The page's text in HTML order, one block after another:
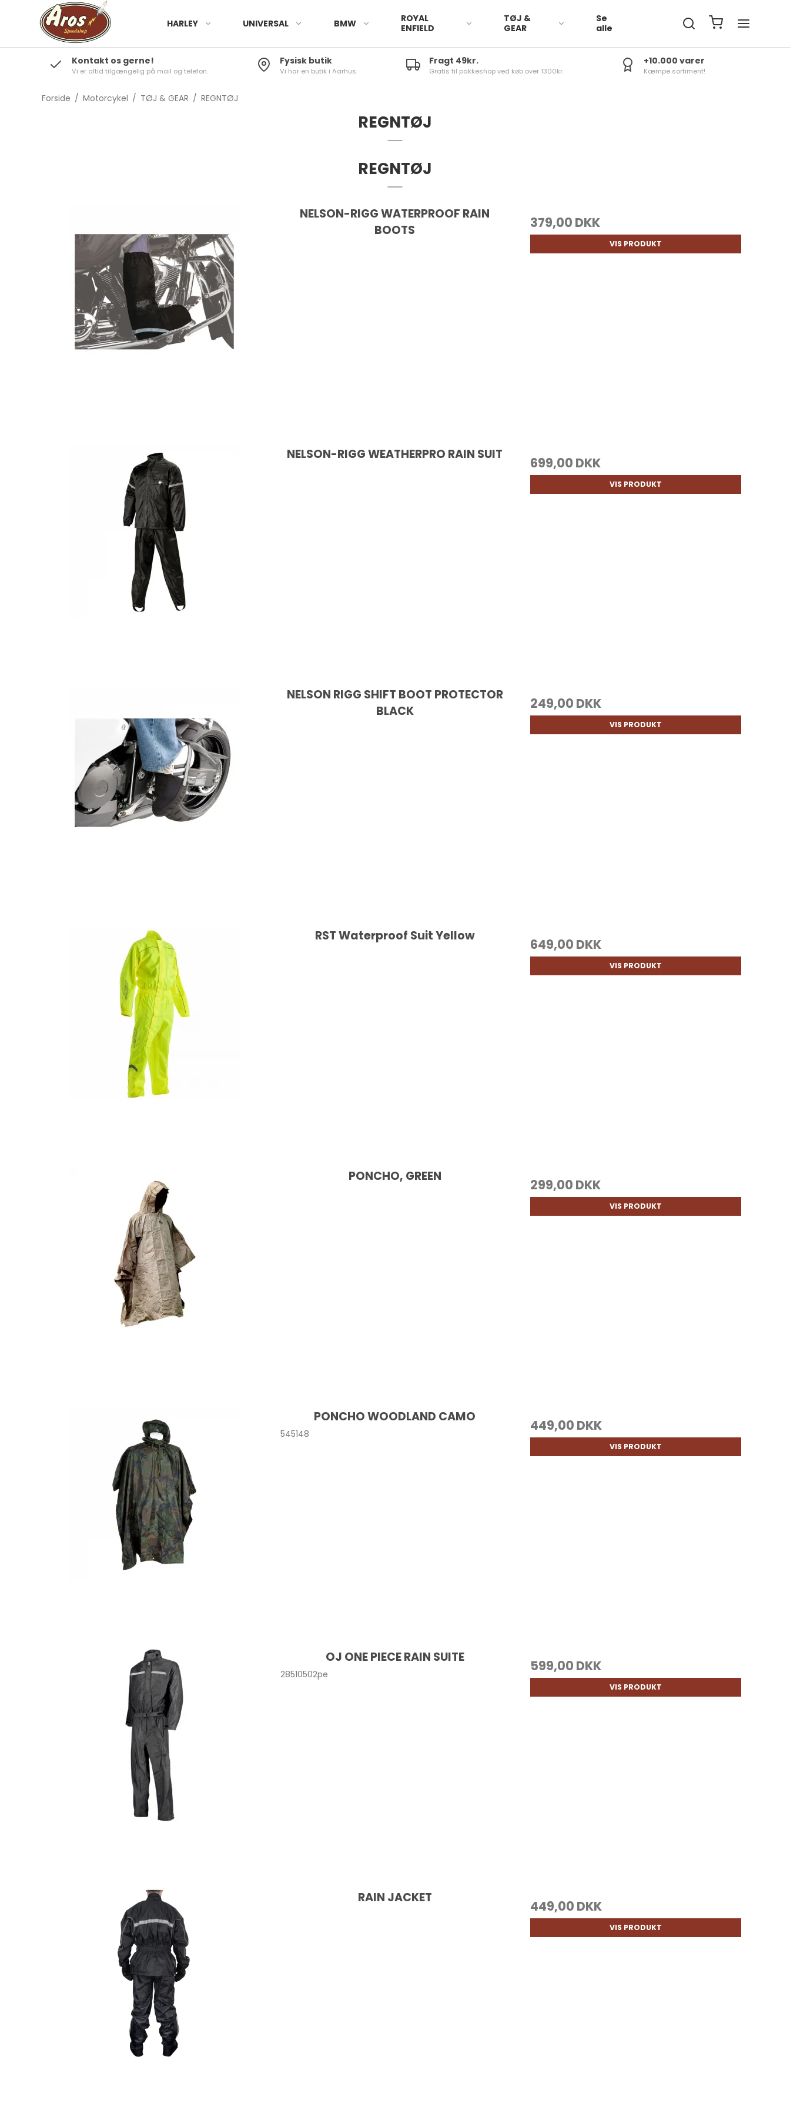
HARLEY UNIVERSAL BMW
ROYAL
ENFIELD
TØJ &
GEAR
Se
alle
Kontakt os gerne!
Vi er altid tilgængelig på mail og telefon.
Fysisk butik
Vi har en butik i Aarhus
Fragt 49kr.
Gratis til pakkeshop ved køb over 1300kr.
+10.000 varer
Kæmpe sortiment!
Forside / Motorcykel / TØJ & GEAR / REGNTØJ
REGNTØJ
REGNTØJ
NELSON-RIGG WATERPROOF RAIN
BOOTS
379,00 DKK
VIS PRODUKT
NELSON-RIGG WEATHERPRO RAIN SUIT
699,00 DKK
VIS PRODUKT
NELSON RIGG SHIFT BOOT PROTECTOR
BLACK
249,00 DKK
VIS PRODUKT
RST Waterproof Suit Yellow
649,00 DKK
VIS PRODUKT
PONCHO, GREEN
299,00 DKK
VIS PRODUKT
PONCHO WOODLAND CAMO
545148 449,00 DKK
VIS PRODUKT
OJ ONE PIECE RAIN SUITE
28510502pe 599,00 DKK
VIS PRODUKT
RAIN JACKET
449,00 DKK
VIS PRODUKT